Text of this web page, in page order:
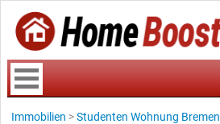
Immobilien >Studenten Wohnung Bremen